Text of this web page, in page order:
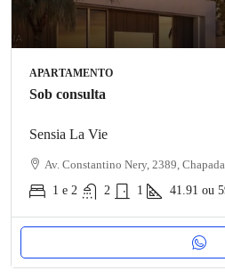
APARTAMENTO
Sob consulta
Sensia La Vie
Av. Constantino Nery, 2389,
1 e 2
2 1 41.91 ou